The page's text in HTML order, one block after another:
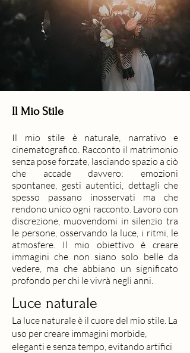
Il Mio Stile
Il mio stile è naturale, narrativo e
cinematografico. Racconto il matrimonio
senza pose forzate, lasciando spazio a ciò
che accade davvero: emozioni
spontanee, gesti autentici, dettagli che
spesso passano inosservati ma che
rendono unico ogni racconto. Lavoro con
discrezione, muovendomi in silenzio tra
le persone, osservando la luce, i ritmi, le
atmosfere. Il mio obiettivo è creare
immagini che non siano solo belle da
vedere, ma che abbiano un significato
profondo per chi le vivrà negli anni.
Luce naturale
La luce naturale è il cuore del mio stile. La
uso per creare immagini morbide,
eleganti e senza tempo, evitando artifici